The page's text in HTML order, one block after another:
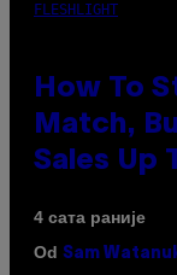
FLESHLIGHT
How To
Match,
Sales Up
4 сата раније
Od Sam